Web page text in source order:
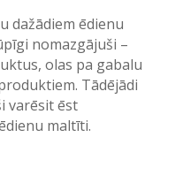
dažādiem ēdienu
nomazgājuši –
olas pa gabalu
Tādējādi
varēsit ēst
maltīti.